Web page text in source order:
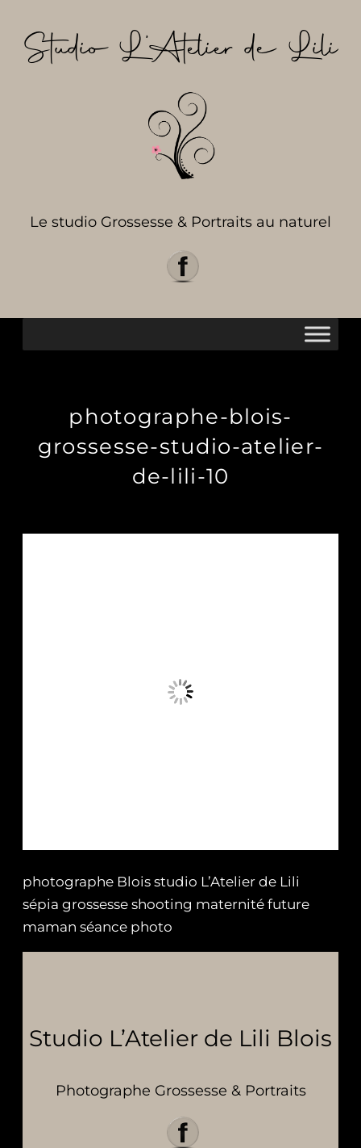
contenu
Studio L’Atelier de Lili
Le studio Grossesse & Portraits au naturel
photographe-blois-
grossesse-studio-atelier-
de-lili-10
photographe Blois studio L’Atelier de Lili
sépia grossesse shooting maternité future
maman séance photo
Studio L’Atelier de Lili Blois
Photographe Grossesse & Portraits